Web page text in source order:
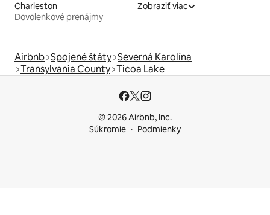
Charleston
Dovolenkové prenájmy
Zobraziť viac
Airbnb Spojené štáty Severná Karolína
Transylvania County Ticoa Lake
© 2026 Airbnb, Inc.
Súkromie
Podmienky